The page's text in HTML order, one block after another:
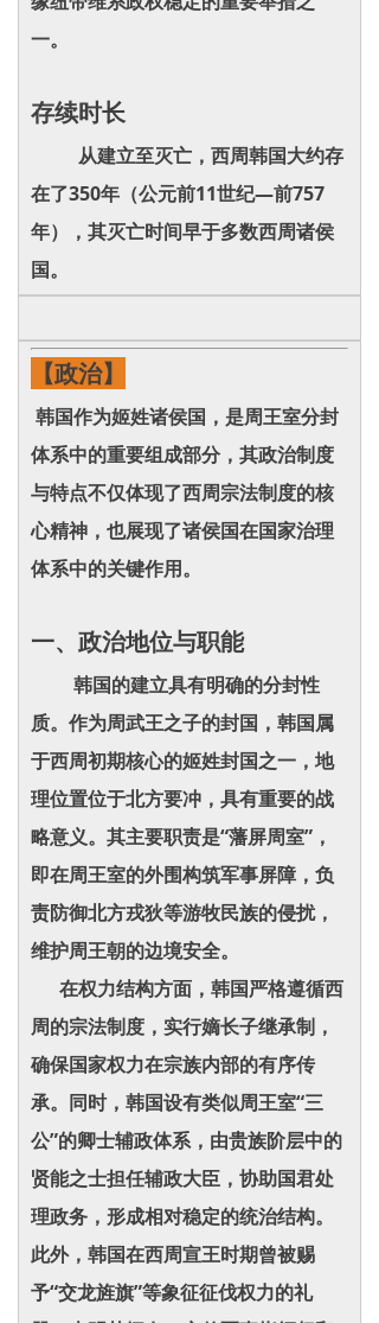
一。
存续时长
从建立至灭亡，西周韩国大约存
在了350年（公元前11世纪—前757
年），其灭亡时间早于多数西周诸侯
国。
【政治】
韩国作为姬姓诸侯国，是周王室分封
体系中的重要组成部分，其政治制度
与特点不仅体现了西周宗法制度的核
心精神，也展现了诸侯国在国家治理
体系中的关键作用。
一、政治地位与职能
韩国的建立具有明确的分封性
质。作为周武王之子的封国，韩国属
于西周初期核心的姬姓封国之一，地
理位置位于北方要冲，具有重要的战
略意义。其主要职责是“藩屏周室”，
即在周王室的外围构筑军事屏障，负
责防御北方戎狄等游牧民族的侵扰，
维护周王朝的边境安全。
在权力结构方面，韩国严格遵循西
周的宗法制度，实行嫡长子继承制，
确保国家权力在宗族内部的有序传
承。同时，韩国设有类似周王室“三
公”的卿士辅政体系，由贵族阶层中的
贤能之士担任辅政大臣，协助国君处
理政务，形成相对稳定的统治结构。
此外，韩国在西周宣王时期曾被赐
予“交龙旌旗”等象征征伐权力的礼